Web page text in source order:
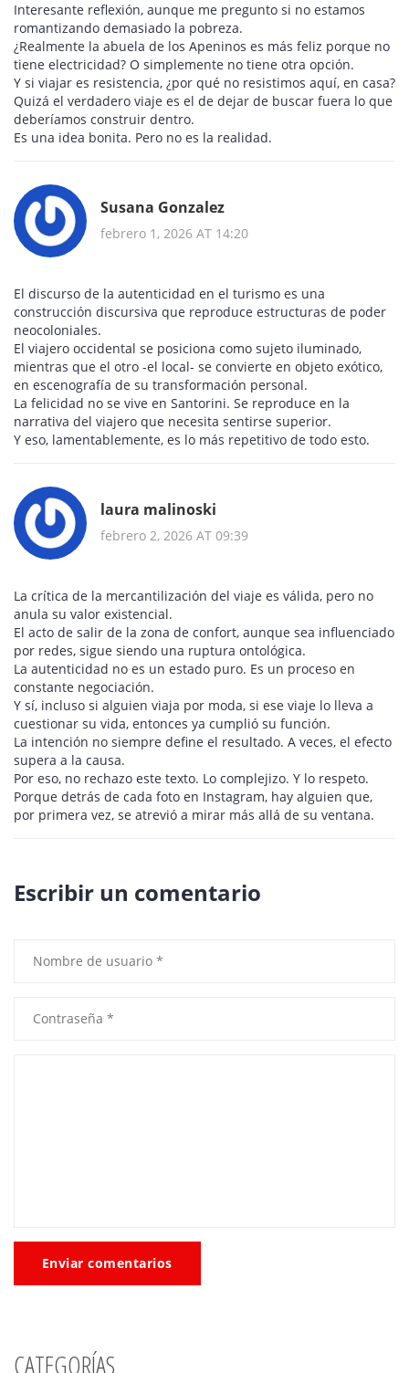
Interesante reflexión, aunque me pregunto si no estamos
romantizando demasiado la pobreza.
¿Realmente la abuela de los Apeninos es más feliz porque no
tiene electricidad? O simplemente no tiene otra opción.
Y si viajar es resistencia, ¿por qué no resistimos aquí, en casa?
Quizá el verdadero viaje es el de dejar de buscar fuera lo que
deberíamos construir dentro.
Es una idea bonita. Pero no es la realidad.
Susana Gonzalez
febrero 1, 2026 AT 14:20
El discurso de la autenticidad en el turismo es una
construcción discursiva que reproduce estructuras de poder
neocoloniales.
El viajero occidental se posiciona como sujeto iluminado,
mientras que el otro -el local- se convierte en objeto exótico,
en escenografía de su transformación personal.
La felicidad no se vive en Santorini. Se reproduce en la
narrativa del viajero que necesita sentirse superior.
Y eso, lamentablemente, es lo más repetitivo de todo esto.
laura malinoski
febrero 2, 2026 AT 09:39
La crítica de la mercantilización del viaje es válida, pero no
anula su valor existencial.
El acto de salir de la zona de confort, aunque sea influenciado
por redes, sigue siendo una ruptura ontológica.
La autenticidad no es un estado puro. Es un proceso en
constante negociación.
Y sí, incluso si alguien viaja por moda, si ese viaje lo lleva a
cuestionar su vida, entonces ya cumplió su función.
La intención no siempre define el resultado. A veces, el efecto
supera a la causa.
Por eso, no rechazo este texto. Lo complejizo. Y lo respeto.
Porque detrás de cada foto en Instagram, hay alguien que,
por primera vez, se atrevió a mirar más allá de su ventana.
Escribir un comentario
Enviar comentarios
CATEGORÍAS